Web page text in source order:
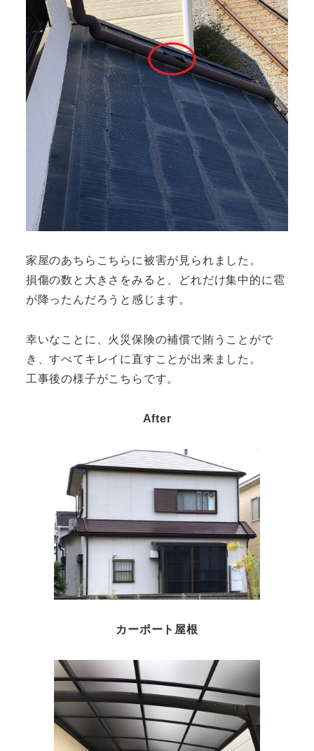
家屋のあちらこちらに被害が見られました。
損傷の数と大きさをみると、どれだけ集中的に雹
が降ったんだろうと感じます。
幸いなことに、火災保険の補償で賄うことがで
き、すべてキレイに直すことが出来ました。
工事後の様子がこちらです。
After
カーポート屋根